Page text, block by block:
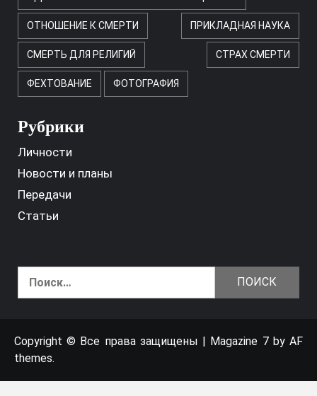
ОТНОШЕНИЕ К СМЕРТИ ПРИКЛАДНАЯ НАУКА
СМЕРТЬ ДЛЯ РЕЛИГИЙ СТРАХ СМЕРТИ
ФЕХТОВАНИЕ ФОТОГРАФИЯ
Рубрики
Личности
Новости и планы
Передачи
Статьи
Copyright © Все права защищены | Magazine 7by AF
themes.